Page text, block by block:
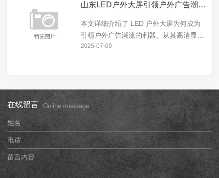
山东LED户外大屏引领户外广告潮流的利器
本文详细介绍了 LED 户外大屏为何成为
引领户外广告潮流的利器。从其高清显
示、超大尺寸、节能环保等特点，到在城
2025-07-09
在线留言 Online message
姓名
电话
留言内容